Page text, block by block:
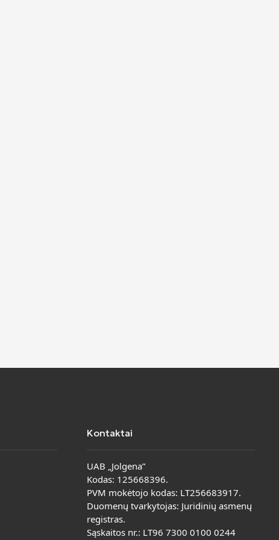
Kontaktai
UAB „Jolgena”
Kodas: 125668396.
PVM mokėtojo kodas: LT256683917.
Duomenų tvarkytojas: Juridinių asmenų
registras.
Sąskaitos nr.: LT96 7300 0100 0244